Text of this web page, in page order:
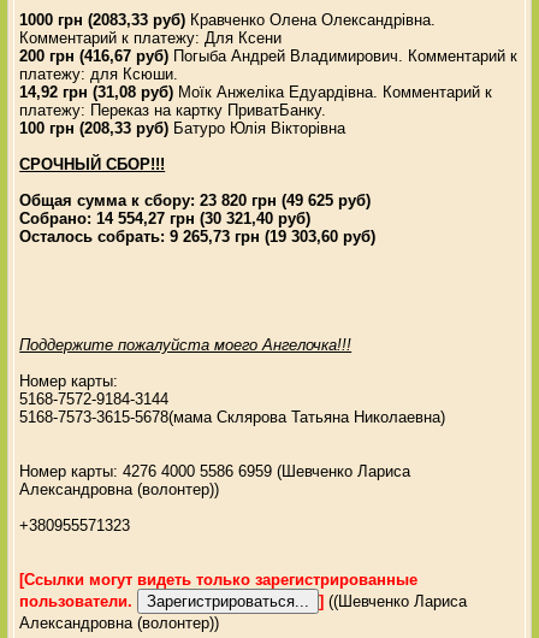
1000 грн (2083,33 руб) Кравченко Олена Олександрівна.
Комментарий к платежу: Для Ксени
200 грн (416,67 руб) Погыба Андрей Владимирович. Комментарий к
платежу: для Ксюши.
14,92 грн (31,08 руб) Моїк Анжеліка Едуардівна. Комментарий к
платежу: Переказ на картку ПриватБанку.
100 грн (208,33 руб) Батуро Юлія Вікторівна
СРОЧНЫЙ СБОР!!!
Общая сумма к сбору: 23 820 грн (49 625 руб)
Собрано: 14 554,27 грн (30 321,40 руб)
Осталось собрать: 9 265,73 грн (19 303,60 руб)
Поддержите пожалуйста моего Ангелочка!!!
Номер карты:
5168-7572-9184-3144
5168-7573-3615-5678(мама Склярова Татьяна Николаевна)
Номер карты: 4276 4000 5586 6959 (Шевченко Лариса
Александровна (волонтер))
+380955571323
[Ссылки могут видеть только зарегистрированные
пользователи.
] ((Шевченко Лариса
Александровна (волонтер))